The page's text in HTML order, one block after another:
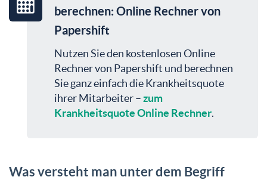
berechnen: Online Rechner von
Papershift
Nutzen Sie den kostenlosen Online
Rechner von Papershift und berechnen
Sie ganz einfach die Krankheitsquote
ihrer Mitarbeiter –zum
Krankheitsquote Online Rechner.
Was versteht man unter dem Begriff